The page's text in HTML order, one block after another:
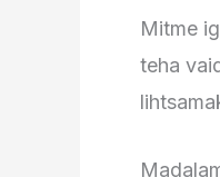
Mitme
teha